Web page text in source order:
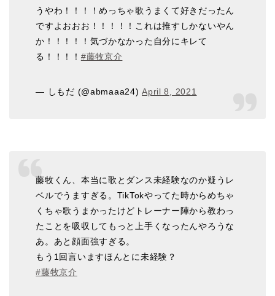
うやわ！！！！めっちゃ歌うまくて好きだったん
ですよおおお！！！！！これは推すしかないやん
か！！！！！気づかなかった自分にキレて
る！！！！ #藤牧京介
— しもだ (@abmaaa24)April 8, 2021
藤牧くん、本当に歌とダンス未経験なのか疑うレ
ベルでうますぎる。TikTokやってた時からめちゃ
くちゃ歌うまかったけどトレーナー陣から教わっ
たことを吸収してもっと上手くなったんやろうな
あ。あと顔面強すぎる。
もう1回言いますほんとに未経験？
#藤牧京介